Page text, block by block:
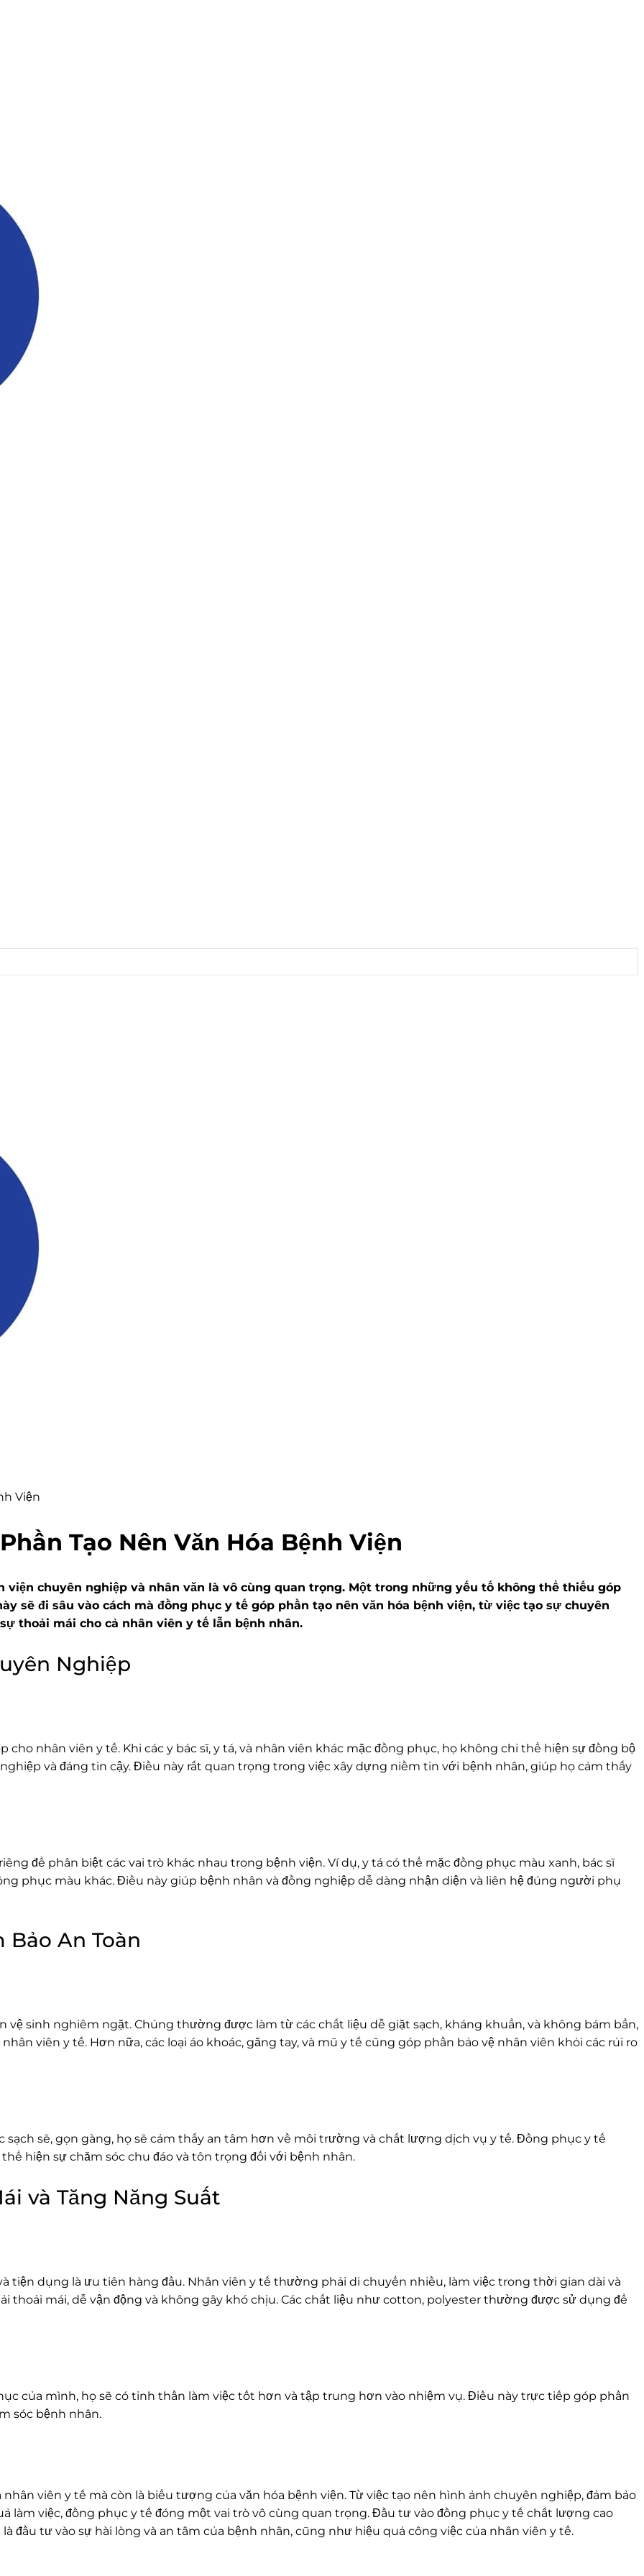
Tạo Nên Văn Hóa Bệnh Viện
chuyên nghiệp và nhân văn là vô cùng quan trọng. Một trong những yếu tố không thể thiếu góp
sẽ đi sâu vào cách mà đồng phục y tế góp phần tạo nên văn hóa bệnh viện, từ việc tạo sự chuyên
thoải mái cho cả nhân viên y tế lẫn bệnh nhân.
Nghiệp
nhân viên y tế. Khi các y bác sĩ, y tá, và nhân viên khác mặc đồng phục, họ không chỉ thể hiện sự đồng bộ
và đáng tin cậy. Điều này rất quan trọng trong việc xây dựng niềm tin với bệnh nhân, giúp họ cảm thấy
để phân biệt các vai trò khác nhau trong bệnh viện. Ví dụ, y tá có thể mặc đồng phục màu xanh, bác sĩ
phục màu khác. Điều này giúp bệnh nhân và đồng nghiệp dễ dàng nhận diện và liên hệ đúng người phụ
Bảo An Toàn
sinh nghiêm ngặt. Chúng thường được làm từ các chất liệu dễ giặt sạch, kháng khuẩn, và không bám bẩn,
viên y tế. Hơn nữa, các loại áo khoác, găng tay, và mũ y tế cũng góp phần bảo vệ nhân viên khỏi các rủi ro
sẽ, gọn gàng, họ sẽ cảm thấy an tâm hơn về môi trường và chất lượng dịch vụ y tế. Đồng phục y tế
hiện sự chăm sóc chu đáo và tôn trọng đối với bệnh nhân.
và Tăng Năng Suất
dụng là ưu tiên hàng đầu. Nhân viên y tế thường phải di chuyển nhiều, làm việc trong thời gian dài và
thoải mái, dễ vận động và không gây khó chịu. Các chất liệu như cotton, polyester thường được sử dụng để
của mình, họ sẽ có tinh thần làm việc tốt hơn và tập trung hơn vào nhiệm vụ. Điều này trực tiếp góp phần
sóc bệnh nhân.
viên y tế mà còn là biểu tượng của văn hóa bệnh viện. Từ việc tạo nên hình ảnh chuyên nghiệp, đảm bảo
làm việc, đồng phục y tế đóng một vai trò vô cùng quan trọng. Đầu tư vào đồng phục y tế chất lượng cao
đầu tư vào sự hài lòng và an tâm của bệnh nhân, cũng như hiệu quả công việc của nhân viên y tế.